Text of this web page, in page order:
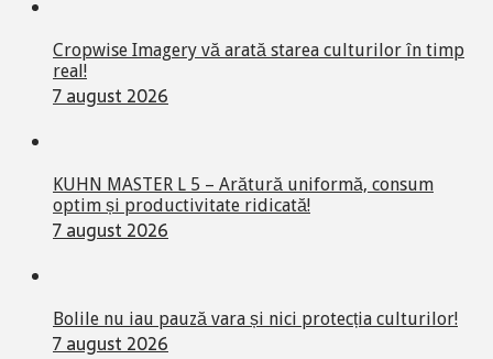
Cropwise Imagery vă arată starea culturilor în timp
real!
7 august 2026
KUHN MASTER L 5 – Arătură uniformă, consum
optim și productivitate ridicată!
7 august 2026
Bolile nu iau pauză vara și nici protecția culturilor!
7 august 2026